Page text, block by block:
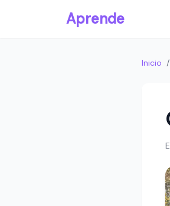
Aprende
Inicio /